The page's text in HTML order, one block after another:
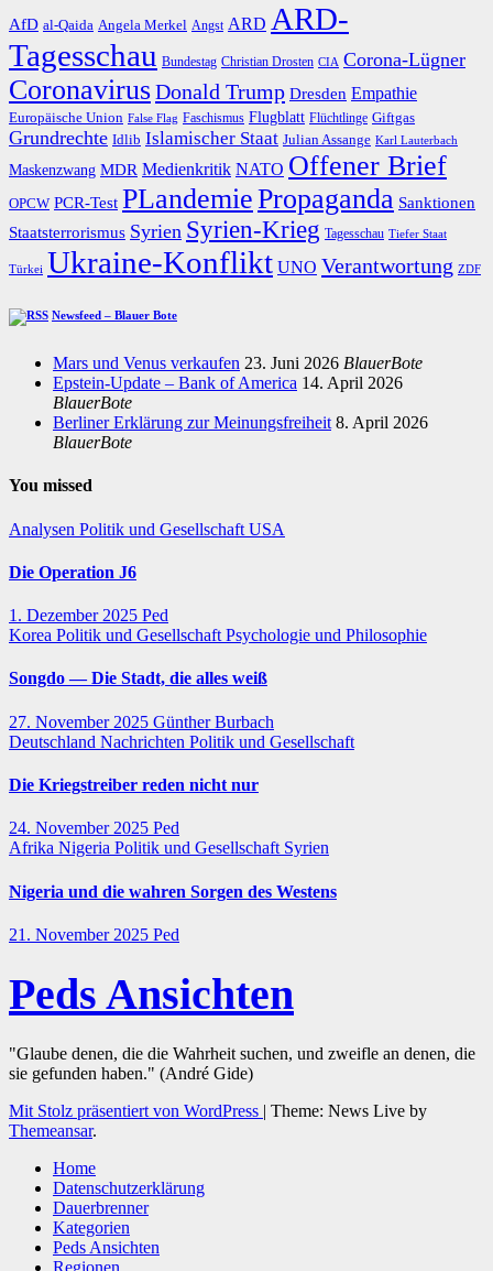
AfD al-Qaida Angela Merkel Angst ARD ARD-
Tagesschau Bundestag Christian Drosten CIA Corona-Lügner
CoronavirusDonald Trump Dresden Empathie
Europäische Union False Flag Faschismus Flugblatt Flüchtlinge Giftgas
Grundrechte Idlib Islamischer Staat Julian Assange Karl Lauterbach
Maskenzwang MDR Medienkritik NATO Offener Brief
OPCW PCR-Test PLandemiePropaganda Sanktionen
Staatsterrorismus Syrien Syrien-Krieg Tagesschau Tiefer Staat
Türkei Ukraine-Konflikt UNO Verantwortung ZDF
Newsfeed – Blauer Bote
Mars und Venus verkaufen 23. Juni 2026 BlauerBote
Epstein-Update – Bank of America 14. April 2026
BlauerBote
Berliner Erklärung zur Meinungsfreiheit 8. April 2026
BlauerBote
You missed
Analysen Politik und Gesellschaft USA
Die Operation J6
1. Dezember 2025 Ped
Korea Politik und Gesellschaft Psychologie und Philosophie
Songdo — Die Stadt, die alles weiß
27. November 2025 Günther Burbach
Deutschland Nachrichten Politik und Gesellschaft
Die Kriegstreiber reden nicht nur
24. November 2025 Ped
Afrika Nigeria Politik und Gesellschaft Syrien
Nigeria und die wahren Sorgen des Westens
21. November 2025 Ped
Peds Ansichten
"Glaube denen, die die Wahrheit suchen, und zweifle an denen, die
sie gefunden haben." (André Gide)
Mit Stolz präsentiert von WordPress | Theme: News Live by
Themeansar.
Home
Datenschutzerklärung
Dauerbrenner
Kategorien
Peds Ansichten
Regionen